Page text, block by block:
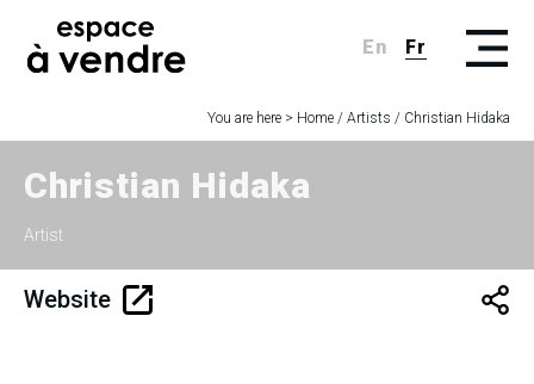
En Fr
You are here > Home / Artists / Christian Hidaka
Christian Hidaka
Artist
Website